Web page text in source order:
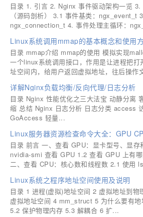
目录 1. 引言 2. Nginx 事件驱动架构一览 3.
（源码剖析） 3.1 事件基类：ngx_event_t
ngx_connection_t 4. 事件处理主循环：
Linux系统调用mmap的基本概念和使用
目录 mmap介绍 mmap的使用 模拟实现
一个linux系统调用接口，作用是让进程把打
址空间内，给用户返回虚拟地址，往后操作
详解Nginx负载均衡/反向代理/日志分析
目录 Nginx 性能优化之三大法宝 动静分离
缩 总结 Nginx 日志分析 日志分类 access
GoAccess 轻量...
Linux服务器资源检查命令大全：GPU
目录 前言 一、查看 GPU：显卡型号、显
nvidia-smi 查看 GPU 1.2 查看 GPU 上有
二、查看 CPU：核心数和线程数 2.1 使用
Linux系统之程序地址空间使用及说明
目录 1 进程(虚拟)地址空间 2 虚拟地址到物
虚拟地址空间 4 mm_struct 5 为什么要有
5.2 保护物理内存 5.3 解耦合 6 扩...